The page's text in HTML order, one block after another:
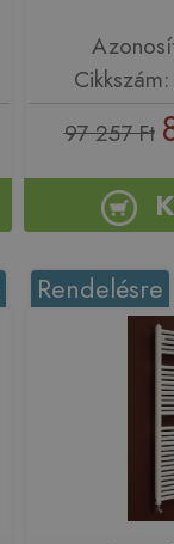
97 257 Ft
Rendelésre